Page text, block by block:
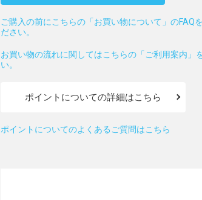
ご購入の前にこちらの「お買い物について」のFAQ
ださい。
お買い物の流れに関してはこちらの「ご利用案内」
い。
ポイントについての詳細はこちら
ポイントについてのよくあるご質問はこちら